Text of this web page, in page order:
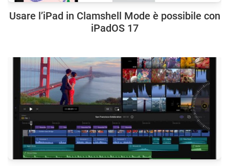
Usare l’iPad in Clamshell Mode è possibile con
iPadOS 17